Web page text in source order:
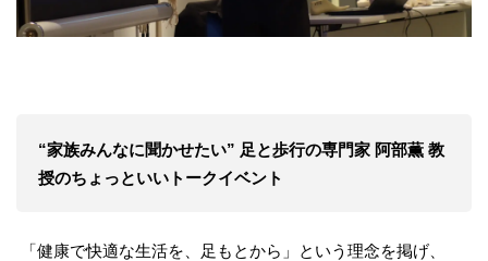
“家族みんなに聞かせたい” 足と歩行の専門家 阿部薫 教
授のちょっといいトークイベント
「健康で快適な生活を、足もとから」という理念を掲げ、